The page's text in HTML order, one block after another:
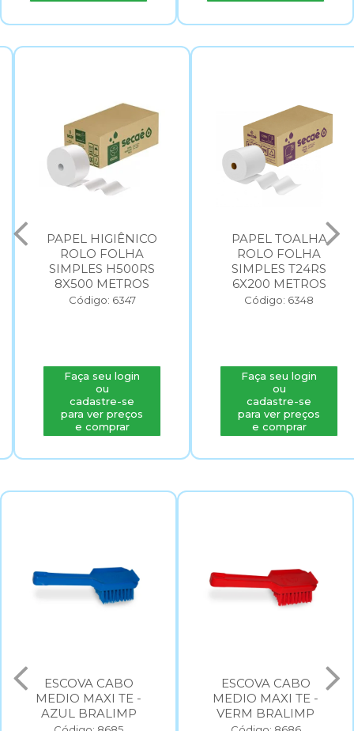
PAPEL HIGIÊNICO
ROLO FOLHA
SIMPLES H500RS
8X500 METROS
Código: 6347
Faça seu login
cadastre-se
para ver preços
e comprar
PAPEL TOALHA
ROLO FOLHA
SIMPLES T24RS
6X200 METROS
Código: 6348
Faça seu login
cadastre-se
para ver preços
e comprar
ESCOVA CABO
MEDIO MAXI TE -
VERM BRALIMP
ESCOVA LIMPA
GUIAS VERMELHO
Código: 8687